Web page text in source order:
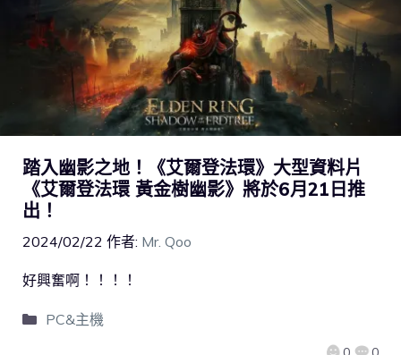
踏入幽影之地！《艾爾登法環》大型資料片
《艾爾登法環 黃金樹幽影》將於6月21日推
出！
2024/02/22 作者: Mr. Qoo
好興奮啊！！！！
PC&主機